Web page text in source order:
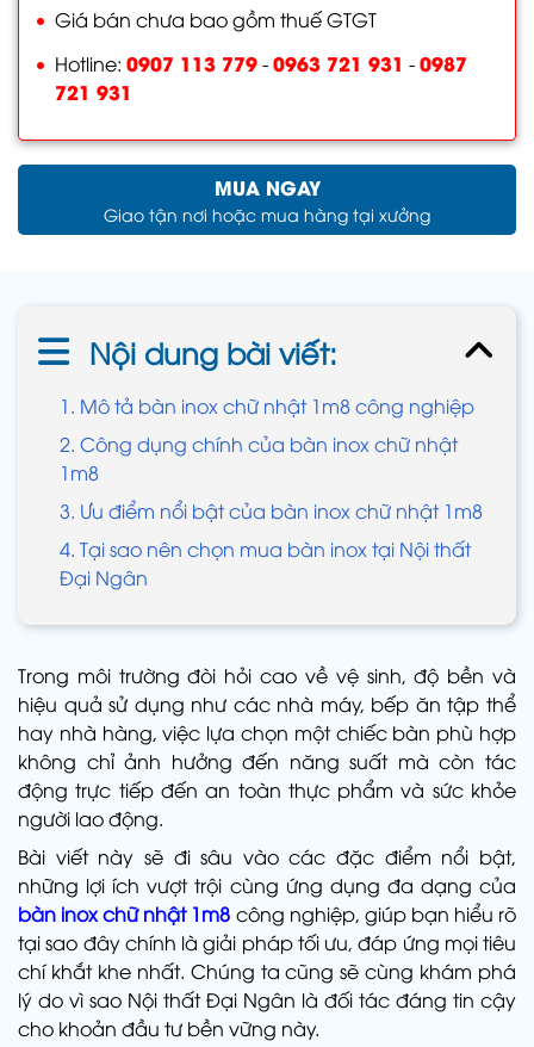
Giá bán chưa bao gồm thuế GTGT
Hotline: 0907 113 779-0963 721 931 -0987
721 931
MUA NGAY
Giao tận nơi hoặc mua hàng tại xưởng
Nội dung bài viết:
1. Mô tả bàn inox chữ nhật 1m8 công nghiệp
2. Công dụng chính của bàn inox chữ nhật
1m8
3. Ưu điểm nổi bật của bàn inox chữ nhật 1m8
4. Tại sao nên chọn mua bàn inox tại Nội thất
Đại Ngân
Trong môi trường đòi hỏi cao về vệ sinh, độ bền và
hiệu quả sử dụng như các nhà máy, bếp ăn tập thể
hay nhà hàng, việc lựa chọn một chiếc bàn phù hợp
không chỉ ảnh hưởng đến năng suất mà còn tác
động trực tiếp đến an toàn thực phẩm và sức khỏe
người lao động.
Bài viết này sẽ đi sâu vào các đặc điểm nổi bật,
những lợi ích vượt trội cùng ứng dụng đa dạng của
bàn inox chữ nhật 1m8 công nghiệp, giúp bạn hiểu rõ
tại sao đây chính là giải pháp tối ưu, đáp ứng mọi tiêu
chí khắt khe nhất. Chúng ta cũng sẽ cùng khám phá
lý do vì sao Nội thất Đại Ngân là đối tác đáng tin cậy
cho khoản đầu tư bền vững này.